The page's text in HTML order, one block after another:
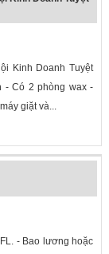
Kinh Doanh Tuyệt
- Có 2 phòng wax -
giặt và...
- Bao lương hoặc